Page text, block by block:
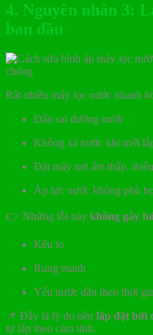
4. Nguyên nhân 3:
ban đầu
Rất nhiều máy lọc nước nhanh
Đấu sai đường nước
Không xả nước khi mới
Đặt máy nơi ẩm thấp,
Áp lực nước không phù
👉 Những lỗi này không gây
Kêu to
Rung mạnh
Yếu nước dần theo thời
📌 Đây là lý do nên lắp đặt bởi
tự lắp theo cảm tính.